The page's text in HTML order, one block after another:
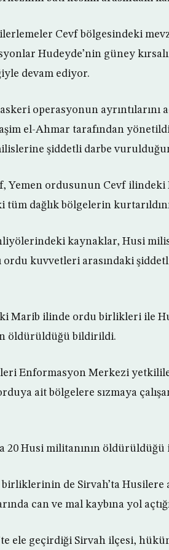
Cevf bölgesindeki
Hudeyde’nin güney
devam ediyor.
operasyonun ayrıntılarını
el-Ahmar tarafından
şiddetli darbe
Yemen ordusunun Cevf
tüm dağlık bölgelerin
kaynaklar, Husi
ordu kuvvetleri arasındaki
Marib ilinde ordu birlikleri ile
öldürüldüğü bildirildi.
Enformasyon Merkezi
ait bölgelere sızmaya
20 Husi militanının öldürüldüğü
de Sirvah’ta Husilere
can ve mal kaybına yol
ele geçirdiği Sirvah ilçesi,